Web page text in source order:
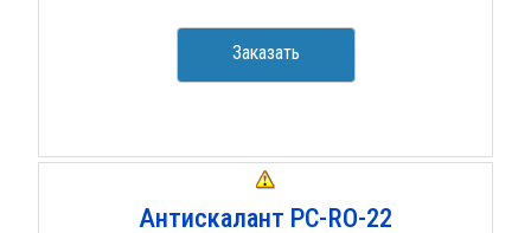
Заказать
Антискалант PC-RO-22